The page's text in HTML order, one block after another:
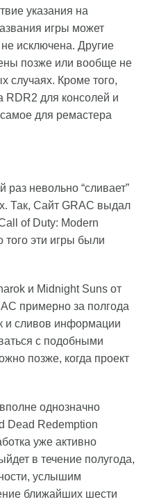
указания на
игры может
исключена. Другие
позже или вообще не
случаях. Кроме того,
RDR2 для консолей и
для ремастера
невольно “сливает”
Так, Сайт GRAC выдал
of Duty: Modern
эти игры были
и Midnight Suns от
примерно за полгода
и сливов информации
с подобными
позже, когда проект
однозначно
Dead Redemption
уже активно
в течение полугода,
услышим
ближайших шести